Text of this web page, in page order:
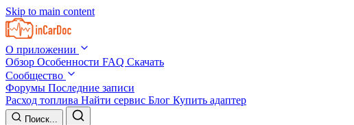
Skip to main content
О приложении
Обзор Особенности FAQ Скачать
Сообщество
Форумы Последние записи
Расход топлива Найти сервис Блог Купить адаптер
Поиск...